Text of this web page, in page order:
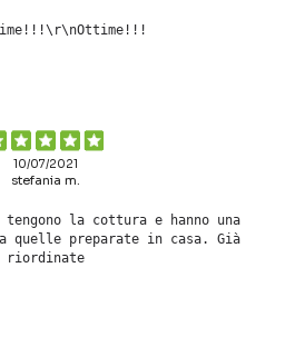
10/07/2021
stefania m.
tengono la cottura e hanno una
quelle preparate in casa. Già
riordinate